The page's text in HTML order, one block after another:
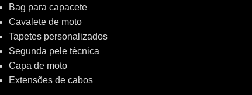
Bag para capacete
Cavalete de moto
Tapetes personalizados
Segunda pele técnica
Capa de moto
Extensões de cabos